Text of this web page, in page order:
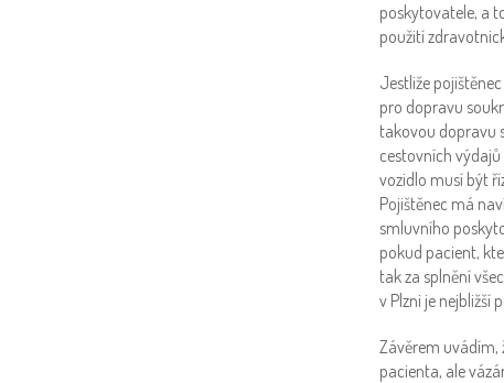
poskytovatele, a
použití
Jestliže
pro dopravu
takovou dopravu
cestovních
vozidlo musí být
Pojištěnec má
smluvního
pokud pacient,
tak za splnění
v Plzni je nejbližší
Závěrem uvádím,
pacienta, ale